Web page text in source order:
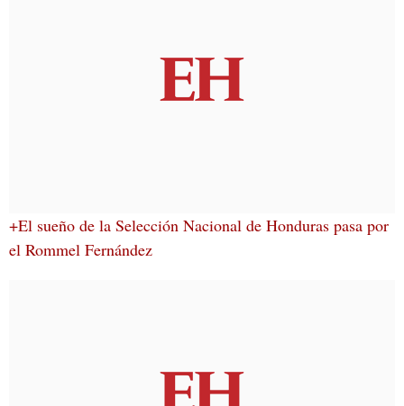
+El sueño de la Selección Nacional de Honduras pasa por
el Rommel Fernández